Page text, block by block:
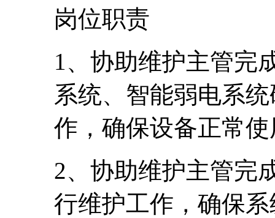
岗位职责
1、协助维护主管完
系统、智能弱电系
作，确保设备正常
2、协助维护主管完
行维护工作，确保